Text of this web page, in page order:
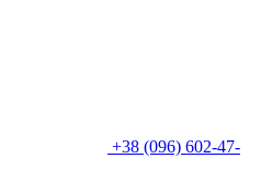
+38 (096) 602-47-